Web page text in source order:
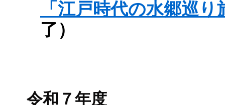
「江戸時代の水郷巡り
了）
令和７年度